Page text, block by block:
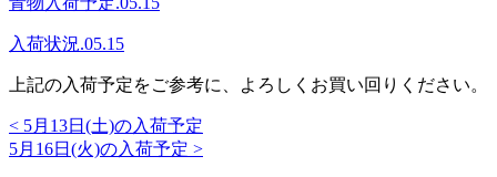
入荷状況.05.15
上記の入荷予定をご参考に、よろしくお買い回りください。
< 5月13日(土)の入荷予定
5月16日(火)の入荷予定 >